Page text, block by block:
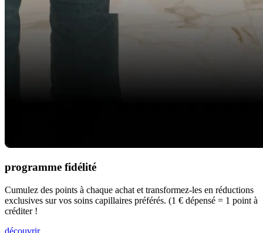
programme fidélité
Cumulez des points à chaque achat et transformez-les en réductions
exclusives sur vos soins capillaires préférés. (1 € dépensé = 1 point à
créditer !
découvrir